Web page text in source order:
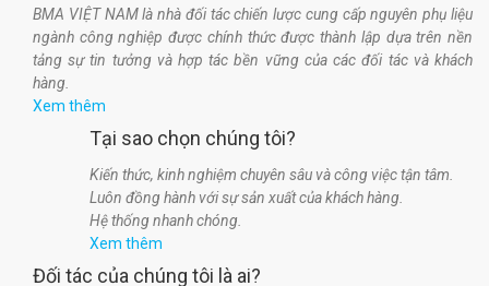
BMA VIỆT NAM là nhà đối tác chiến lược cung cấp nguyên phụ liệu
ngành công nghiệp được chính thức được thành lập dựa trên nền
tảng sự tin tưởng và hợp tác bền vững của các đối tác và khách
hàng.
Xem thêm
Tại sao chọn chúng tôi?
Kiến thức, kinh nghiệm chuyên sâu và công việc tận tâm.
Luôn đồng hành với sự sản xuất của khách hàng.
Hệ thống nhanh chóng.
Xem thêm
Đối tác của chúng tôi là ai?